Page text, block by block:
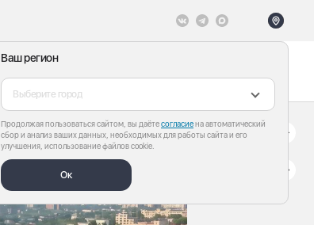
Ваш регион
Выберите город
Продолжая пользоваться сайтом, вы даётесогласиена автоматический
сбор и анализ ваших данных, необходимых для работы сайта и его
улучшения, использование файлов cookie.
Ок